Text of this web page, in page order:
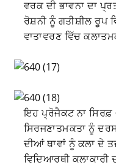
ਵਰਕ ਦੀ ਭਾਵਨਾ ਦਾ
ਰੋਸ਼ਨੀ ਨੂੰ ਗਤੀਸ਼ੀਲ ਰੂਪ
ਵਾਤਾਵਰਣ ਵਿੱਚ
ਇਹ ਪ੍ਰੋਜੈਕਟ ਨਾ ਸਿਰਫ਼
ਸਿਰਜਣਾਤਮਕਤਾ ਨੂੰ
ਦੀਆਂ ਥਾਵਾਂ ਨੂੰ ਕਲਾ ਦੇ
ਵਿਦਿਆਰਥੀ